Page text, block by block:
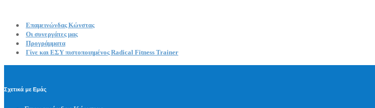
Επαμεινώνδας Κώνστας
Οι συνεργάτες μας
Προγράμματα
Γίνε και ΕΣΥ πιστοποιημένος Radical Fitness Trainer
Σχετικά με Εμάς